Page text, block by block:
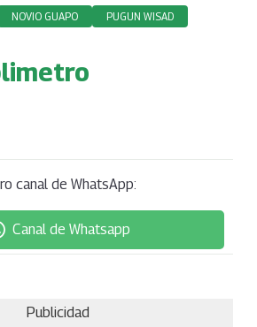
NOVIO GUAPO PUGUN WISAD
canal de WhatsApp:
Canal de Whatsapp
Publicidad